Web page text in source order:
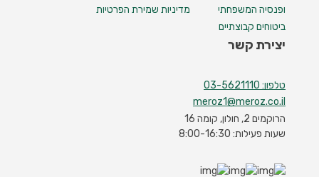
ופנסיה המשפחתי
ביטוחים קבוצתיים
מדיניות שמירת הפרטיות
יצירת קשר
טלפון: 03-5621110
meroz1@meroz.co.il
הרוקמים 2, חולון, קומה 16
שעות פעילות: 8:00-16:30